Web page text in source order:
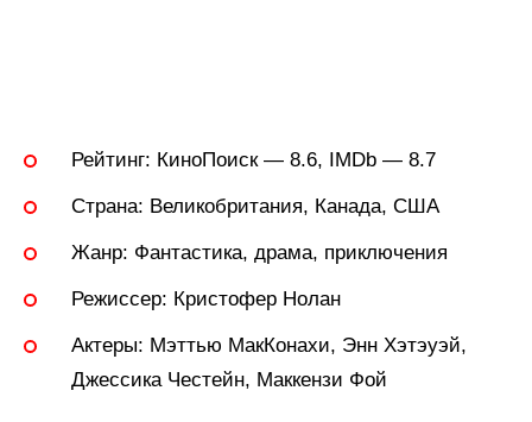
Рейтинг: КиноПоиск — 8.6, IMDb — 8.7
Страна: Великобритания, Канада, США
Жанр: Фантастика, драма, приключения
Режиссер: Кристофер Нолан
Актеры: Мэттью МакКонахи, Энн Хэтэуэй,
Джессика Честейн, Маккензи Фой